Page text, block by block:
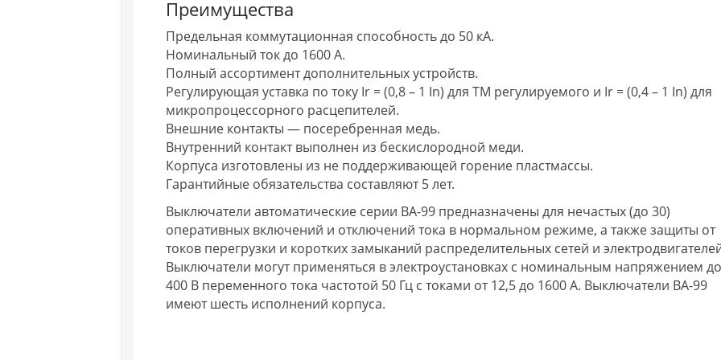
Преимущества
Предельная коммутационная способность до 50 кА.
Номинальный ток до 1600 А.
Полный ассортимент дополнительных устройств.
Регулирующая уставка по току Ir = (0,8 – 1 In) для ТМ регулируемого и Ir = (0,4 – 1 In) для
микропроцессорного расцепителей.
Внешние контакты — посеребренная медь.
Внутренний контакт выполнен из бескислородной меди.
Корпуса изготовлены из не поддерживающей горение пластмассы.
Гарантийные обязательства составляют 5 лет.
Выключатели автоматические серии ВА-99 предназначены для нечастых (до 30)
оперативных включений и отключений тока в нормальном режиме, а также защиты от
токов перегрузки и коротких замыканий распределительных сетей и
Выключатели могут применяться в электроустановках с номинальным напряжением
400 В переменного тока частотой 50 Гц с токами от 12,5 до 1600 А. Выключатели ВА-99
имеют шесть исполнений корпуса.